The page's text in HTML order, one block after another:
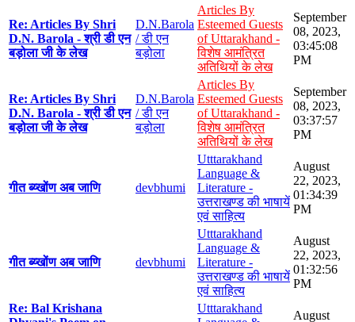
Re: Articles By Shri
D.N. Barola - श्री डी एन
बड़ोला जी के लेख
D.N.Barola
/ डी एन
बड़ोला
Articles By
Esteemed Guests
of Uttarakhand -
विशेष आमंत्रित
अतिथियों के लेख
September
08, 2023,
03:45:08
PM
Re: Articles By Shri
D.N. Barola - श्री डी एन
बड़ोला जी के लेख
D.N.Barola
/ डी एन
बड़ोला
Articles By
Esteemed Guests
of Uttarakhand -
विशेष आमंत्रित
अतिथियों के लेख
September
08, 2023,
03:37:57
PM
गीत ब्य्खोंण अब जाणि devbhumi
Utttarakhand
Language &
Literature -
उत्तराखण्ड की भाषायें
एवं साहित्य
August
22, 2023,
01:34:39
PM
गीत ब्य्खोंण अब जाणि devbhumi
Utttarakhand
Language &
Literature -
उत्तराखण्ड की भाषायें
एवं साहित्य
August
22, 2023,
01:32:56
PM
Re: Bal Krishana
Utttarakhand
August